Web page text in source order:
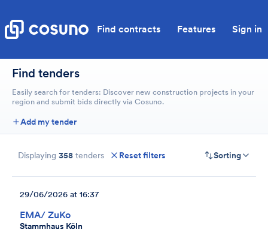
Find contracts Features Sign in
Find tenders
Easily search for tenders: Discover new construction projects in your
region and submit bids directly via Cosuno.
Add my tender
Displaying 358 tenders Reset filters Sorting
EMA/ ZuKo
Stammhaus Köln
29/06/2026 at 16:37